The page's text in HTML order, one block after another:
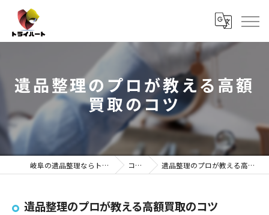
遺品整理のプロが教える高額
買取のコツ
岐阜の遺品整理ならトライハート コラム 遺品整理のプロが教える高額買取のコツ
遺品整理のプロが教える高額買取のコツ